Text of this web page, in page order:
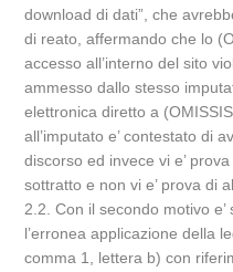
download di dati”, che
di reato, affermando che lo
accesso all’interno del sito
ammesso dallo stesso
elettronica diretto a
all’imputato e’ contestato di
discorso ed invece vi e’
sottratto e non vi e’ prova di
2.2. Con il secondo motivo
l’erronea applicazione della
comma 1, lettera b) con